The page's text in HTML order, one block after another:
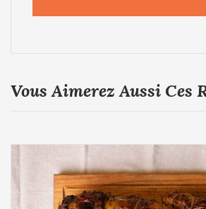
Vous Aimerez Aussi Ces